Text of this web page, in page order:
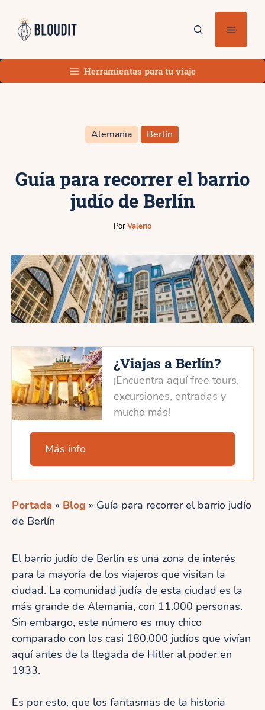
contenido
Menú
Herramientas para tu viaje
Alemania Berlín
Guía para recorrer el barrio
judío de Berlín
PorValerio
¿Viajas a Berlín?
¡Encuentra aquí free tours,
excursiones, entradas y
mucho más!
Más info
Portada » Blog » Guía para recorrer el barrio judío
de Berlín
El barrio judío de Berlín es una zona de interés
para la mayoría de los viajeros que visitan la
ciudad. La comunidad judía de esta ciudad es la
más grande de Alemania, con 11.000 personas.
Sin embargo, este número es muy chico
comparado con los casi 180.000 judíos que vivían
aquí antes de la llegada de Hitler al poder en
1933.
Es por esto, que los fantasmas de la historia